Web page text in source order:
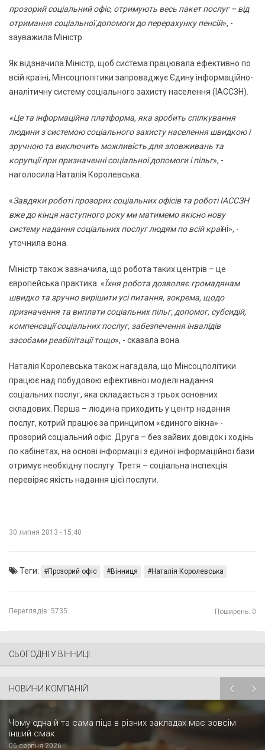
прозорий соціальний офіс, отримують весь пакет послуг – від
отримання соціальної допомоги до перерахунку пенсій», -
зауважила Міністр.
Як відзначила Міністр, щоб система працювала ефективно по
всій країні, Мінсоцполітики запроваджує Єдину інформаційно-
аналітичну систему соціального захисту населення (ІАССЗН).
«Це та інформаційна платформа, яка зробить спілкування
людини з системою соціального захисту населення швидкою і
зручною та виключить можливість для зловживань та
корупції при призначенні соціальної допомоги і пільг», -
наголосила Наталія Королевська.
«Завдяки роботі прозорих соціальних офісів та роботі ІАССЗН
вже до кінця наступного року ми матимемо якісно нову
систему надання соціальних послуг людям по всій країні», -
уточнила вона.
Міністр також зазначила, що робота таких центрів – це
європейська практика. «Їхня робота дозволяє громадянам
швидко та зручно вирішити усі питання, зокрема, щодо
призначення та виплати соціальних пільг, допомог, субсидій,
компенсації соціальних послуг, забезпечення інвалідів
засобами реабілітації тощо», - сказала вона.
Наталія Королевська також нагадала, що Мінсоцполітики
працює над побудовою ефективної моделі надання
соціальних послуг, яка складається з трьох основних
складових. Перша – людина приходить у центр надання
послуг, котрий працює за принципом «єдиного вікна» -
прозорий соціальний офіс. Друга – без зайвих довідок і ходінь
по кабінетах, на основі інформації з єдиної інформаційної бази
отримує необхідну послугу. Третя – соціальна інспекція
перевіряє якість надання цієї послуги.
30 липня 2013 - 15:40
Теги: Прозорий офіс Вінниця Наталія Королевська
Переглядів: 5735 Поширень: 0
СЬОГОДНІ У ВІННИЦІ
НОВИНИ КОМПАНІЙ
Чому одна й та сама піца в різних закладах має зовсім
інший смак
06 серпня 2026